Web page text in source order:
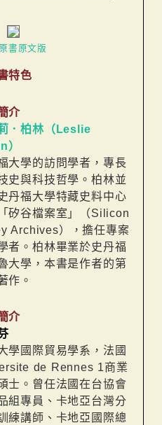
書原文版
特色
介
．柏林（Leslie
）
大學的訪問學者，專長
史與科技哲學。柏林並
丹福大學特藏史料中心
矽谷檔案室」（Silicon
Archives），擔任專案
者。柏林畢業於史丹福
大學，本書是作者的第
作。
介
學國際貿易學系，法國
de Rennes 1商業
士。曾任法國在台協會
組專員、卡地亞台灣分
練講師、卡地亞國際總